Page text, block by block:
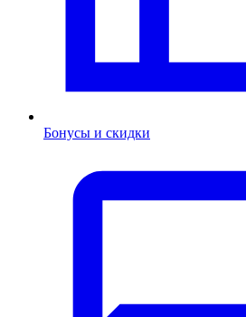
Бонусы и скидки